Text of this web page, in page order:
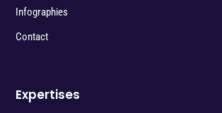
Infographies
Contact
Expertises